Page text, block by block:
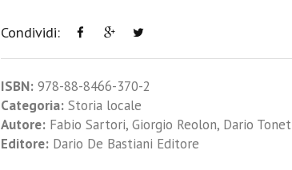
Condividi:
ISBN: 978-88-8466-370-2
Categoria: Storia locale
Autore: Fabio Sartori, Giorgio Reolon, Dario Tonet
Editore:Dario De Bastiani Editore